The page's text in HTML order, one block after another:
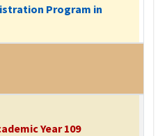
Program in
Year 109